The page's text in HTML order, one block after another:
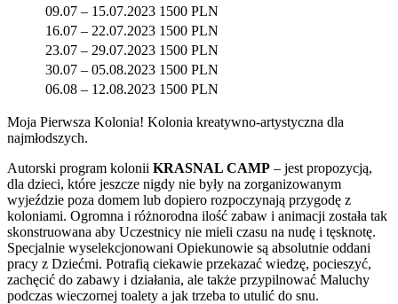
09.07 – 15.07.2023 1500 PLN
16.07 – 22.07.2023 1500 PLN
23.07 – 29.07.2023 1500 PLN
30.07 – 05.08.2023 1500 PLN
06.08 – 12.08.2023 1500 PLN
Moja Pierwsza Kolonia! Kolonia kreatywno-artystyczna dla
najmłodszych.
Autorski program kolonii KRASNAL CAMP – jest propozycją,
dla dzieci, które jeszcze nigdy nie były na zorganizowanym
wyjeździe poza domem lub dopiero rozpoczynają przygodę z
koloniami. Ogromna i różnorodna ilość zabaw i animacji została tak
skonstruowana aby Uczestnicy nie mieli czasu na nudę i tęsknotę.
Specjalnie wyselekcjonowani Opiekunowie są absolutnie oddani
pracy z Dziećmi. Potrafią ciekawie przekazać wiedzę, pocieszyć,
zachęcić do zabawy i działania, ale także przypilnować Maluchy
podczas wieczornej toalety a jak trzeba to utulić do snu.